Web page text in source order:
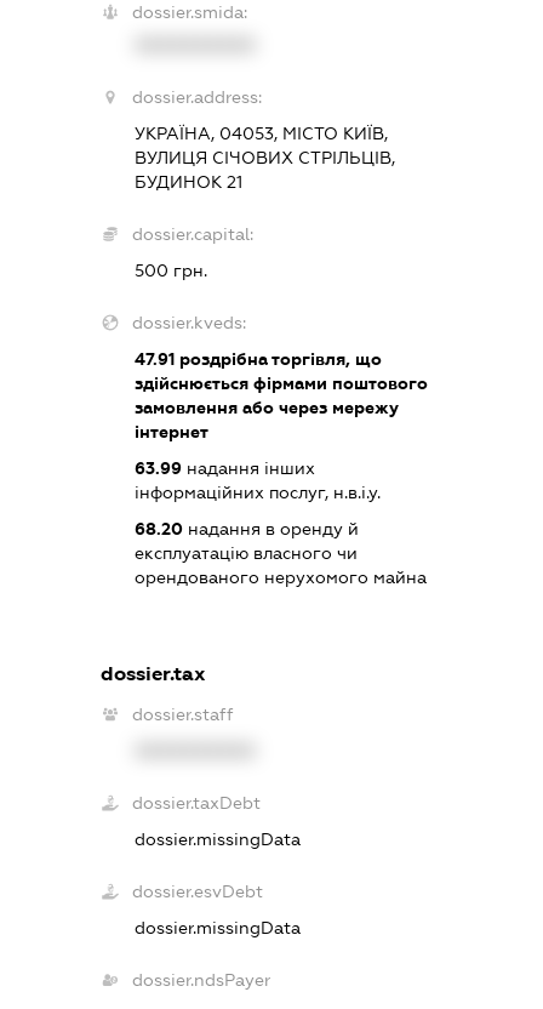
dossier.smida:
dossier.address:
УКРАЇНА, 04053, МІСТО КИЇВ,
ВУЛИЦЯ СІЧОВИХ СТРІЛЬЦІВ,
БУДИНОК 21
dossier.capital:
500 грн.
dossier.kveds:
47.91 роздрібна торгівля, що
здійснюється фірмами поштового
замовлення або через мережу
інтернет
63.99 надання інших
інформаційних послуг, н.в.і.у.
68.20 надання в оренду й
експлуатацію власного чи
орендованого нерухомого майна
dossier.tax
dossier.staff
dossier.taxDebt
dossier.missingData
dossier.esvDebt
dossier.missingData
dossier.ndsPayer